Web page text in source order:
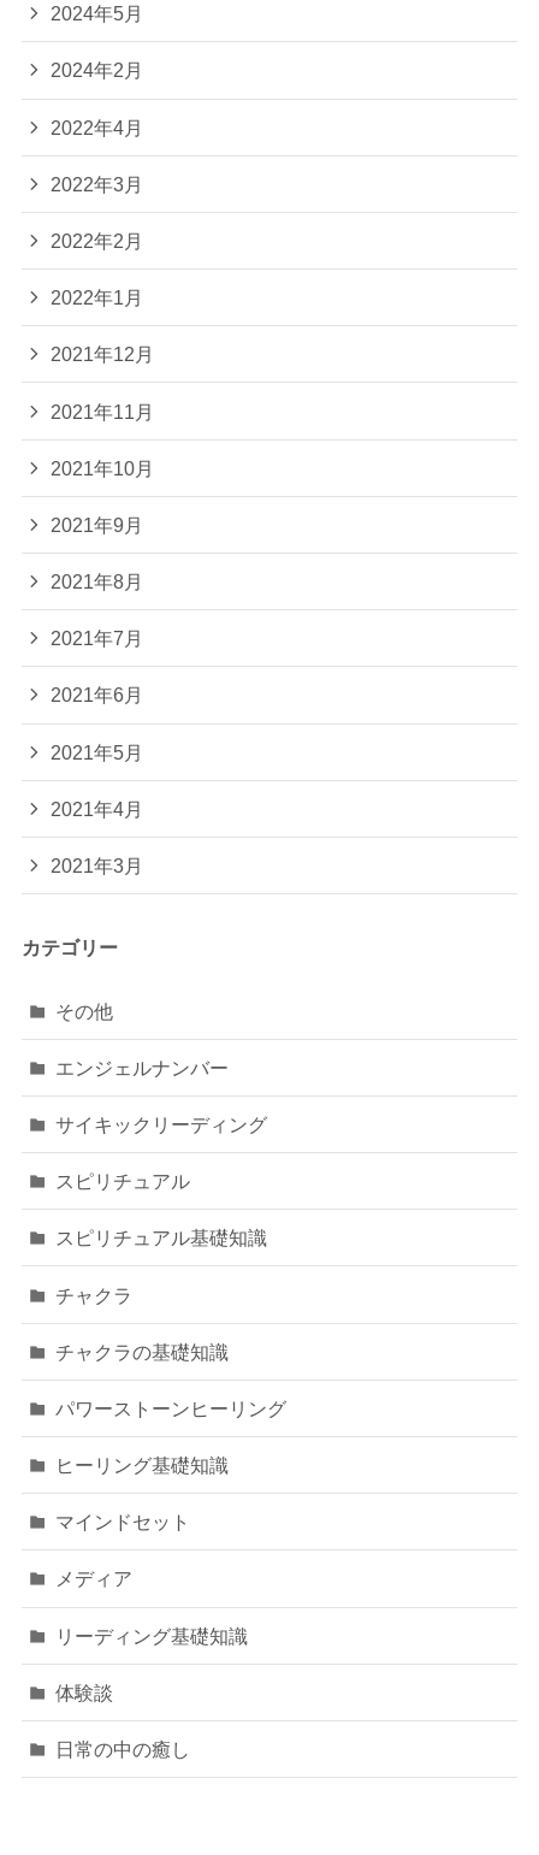
2024年5月
2024年2月
2022年4月
2022年3月
2022年2月
2022年1月
2021年12月
2021年11月
2021年10月
2021年9月
2021年8月
2021年7月
2021年6月
2021年5月
2021年4月
2021年3月
カテゴリー
その他
エンジェルナンバー
サイキックリーディング
スピリチュアル
スピリチュアル基礎知識
チャクラ
チャクラの基礎知識
パワーストーンヒーリング
ヒーリング基礎知識
マインドセット
メディア
リーディング基礎知識
体験談
日常の中の癒し